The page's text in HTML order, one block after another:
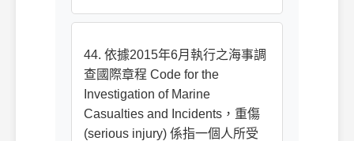
44. 依據2015年6月執行之海事調
查國際章程 Code for the
Investigation of Marine
Casualties and Incidents，重傷
(serious injury) 係指一個人所受